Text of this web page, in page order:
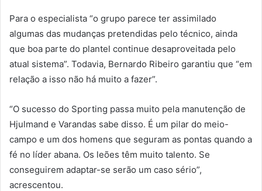
Para o especialista “o grupo parece ter assimilado
algumas das mudanças pretendidas pelo técnico, ainda
que boa parte do plantel continue desaproveitada pelo
atual sistema”. Todavia, Bernardo Ribeiro garantiu que “em
relação a isso não há muito a fazer”.
“O sucesso do Sporting passa muito pela manutenção de
Hjulmand e Varandas sabe disso. É um pilar do meio-
campo e um dos homens que seguram as pontas quando a
fé no líder abana. Os leões têm muito talento. Se
conseguirem adaptar-se serão um caso sério”,
acrescentou.